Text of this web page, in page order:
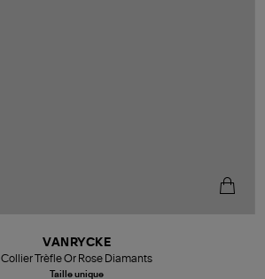
VANRYCKE
Collier Trèfle Or Rose Diamants
Taille unique